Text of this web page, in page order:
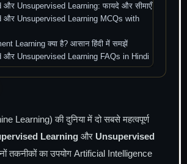
और Unsupervised Learning: फायदे और सीमाएँ
और Unsupervised Learning MCQs with
Learning क्या है? आसान हिंदी में समझें
और Unsupervised Learning FAQs in Hindi
Learning) की दुनिया में दो सबसे महत्वपूर्ण
Learning और Unsupervised
तकनीकों का उपयोग Artificial Intelligence